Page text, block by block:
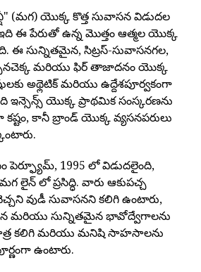
(మగ) యొక్క కొత్త సువాసన విడుదల
ఈ పేరుతో ఉన్న మొత్తం ఆత్మల యొక్క
ఈ సున్నితమైన, సిట్రస్-సువాసనగల,
మరియు ఫిర్ తాజాదనం యొక్క
అథ్లెటిక్ మరియు ఉద్దేశపూర్వకంగా
ఇన్సెన్స్ యొక్క ప్రాథమిక సంస్కరణను
కానీ బ్రాండ్ యొక్క వ్యసనపరులు
పెర్ఫ్యూమ్, 1995 లో విడుదలైంది,
లైన్ లో ప్రసిద్ధి. వారు ఆకుపచ్చ
వుడీ సువాసనని కలిగి ఉంటారు,
మరియు సున్నితమైన భావోద్వేగాలను
కలిగి మరియు మనిషి సాహసాలను
ఉంటారు.